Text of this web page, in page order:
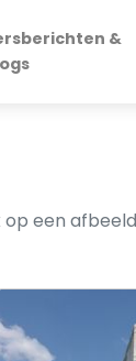
&
een